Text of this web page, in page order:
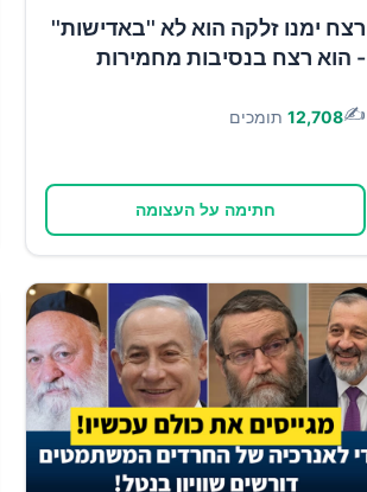
רצח ימנו זלקה הוא לא ''באדישות''
- הוא רצח בנסיבות מחמירות
✍️
12,708 תומכים
חתימה על העצומה